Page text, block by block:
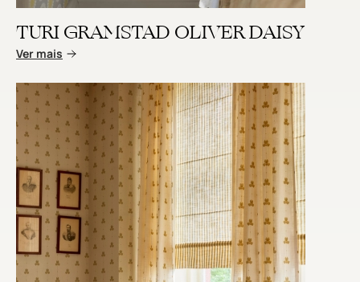
TURI GRAMSTAD OLIVER DAISY
Ver mais